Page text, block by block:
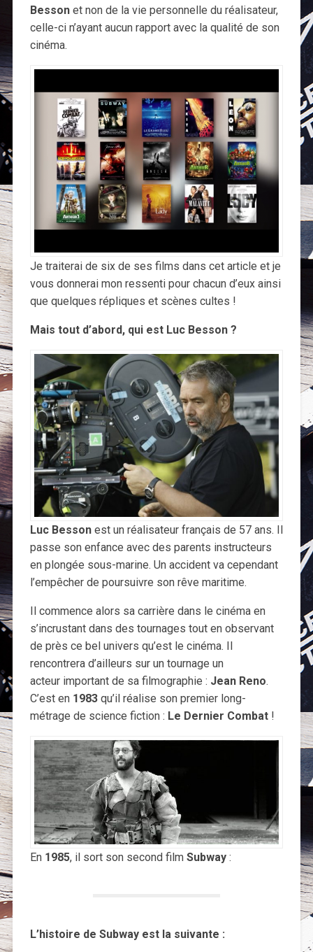
Bessonet non de la vie personnelle du réalisateur,
celle-ci n’ayant aucun rapport avec la qualité de son
cinéma.
Je traiterai de six de ses films dans cet article et je
vous donnerai mon ressenti pour chacun d’eux ainsi
que quelques répliques et scènes cultes !
Mais tout d’abord, qui est Luc Besson ?
Luc Bessonest un réalisateur français de 57 ans. Il
passe son enfance avec des parents instructeurs
en plongée sous-marine. Un accident va cependant
l’empêcher de poursuivre son rêve maritime.
Il commence alors sa carrière dans le cinéma en
s’incrustant dans des tournages tout en observant
de près ce bel univers qu’est le cinéma. Il
rencontrera d’ailleurs sur un tournage un
acteur important de sa filmographie : Jean Reno.
C’est en 1983qu’il réalise son premier long-
métrage de science fiction : Le Dernier Combat!
En 1985, il sort son second film Subway:
L’histoire de Subway est la suivante :